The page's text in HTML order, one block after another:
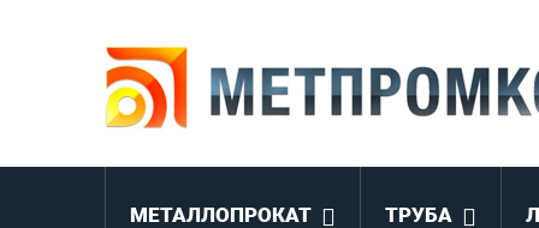
МЕТАЛЛОПРОКАТ ТРУБА